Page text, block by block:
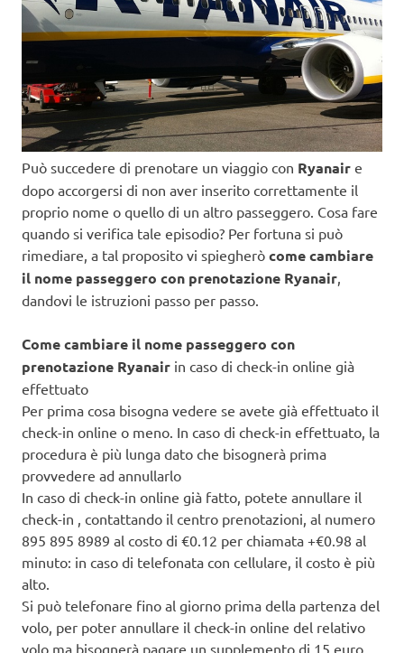
Può succedere di prenotare un viaggio con Ryanair e
dopo accorgersi di non aver inserito correttamente il
proprio nome o quello di un altro passeggero. Cosa fare
quando si verifica tale episodio? Per fortuna si può
rimediare, a tal proposito vi spiegherò come cambiare
il nome passeggero con prenotazione Ryanair,
dandovi le istruzioni passo per passo.
Come cambiare il nome passeggero con
prenotazione Ryanair in caso di check-in online già
effettuato
Per prima cosa bisogna vedere se avete già effettuato il
check-in online o meno. In caso di check-in effettuato, la
procedura è più lunga dato che bisognerà prima
provvedere ad annullarlo
In caso di check-in online già fatto, potete annullare il
check-in , contattando il centro prenotazioni, al numero
895 895 8989 al costo di €0.12 per chiamata +€0.98 al
minuto: in caso di telefonata con cellulare, il costo è più
alto.
Si può telefonare fino al giorno prima della partenza del
volo, per poter annullare il check-in online del relativo
volo ma bisognerà pagare un supplemento di 15 euro